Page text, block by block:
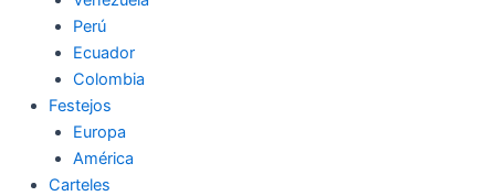
Perú
Ecuador
Colombia
Festejos
Europa
América
Carteles